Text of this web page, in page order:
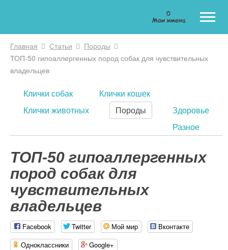
0
Мои имена
Вы здесь
Главная Статьи
Породы
ТОП-50 гипоаллергенных пород собак для чувствительных
владельцев
Клички собак
Клички кошек
Клички животных
Породы
Здоровье
Разное
ТОП-50 гипоаллергенных
пород собак для
чувствительных
владельцев
Facebook Twitter Мой мир
Вконтакте
Одноклассники
Google+